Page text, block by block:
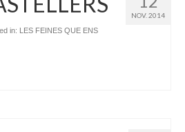
NOV. 2014
in: LES FEINES QUE ENS